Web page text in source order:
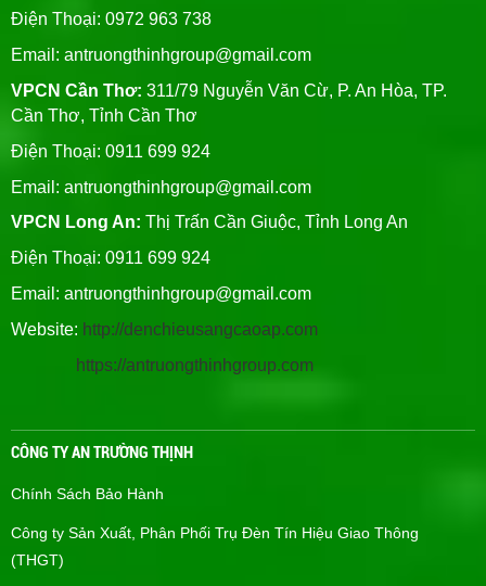
Điện Thoại: 0972 963 738
Email: antruongthinhgroup@gmail.com
VPCN Cần Thơ: 311/79 Nguyễn Văn Cừ, P. An Hòa, TP.
Cần Thơ, Tỉnh Cần Thơ
Điện Thoại: 0911 699 924
Email: antruongthinhgroup@gmail.com
VPCN Long An: Thị Trấn Cần Giuộc, Tỉnh Long An
Điện Thoại: 0911 699 924
Email: antruongthinhgroup@gmail.com
Website: http://denchieusangcaoap.com
https://antruongthinhgroup.com
CÔNG TY AN TRƯỜNG THỊNH
Chính Sách Bảo Hành
Công ty Sản Xuất, Phân Phối Trụ Đèn Tín Hiệu Giao Thông
(THGT)